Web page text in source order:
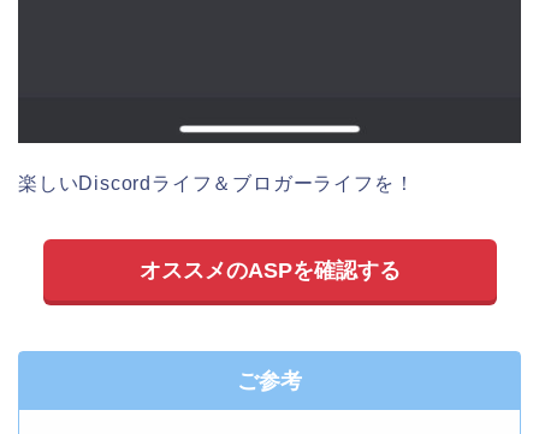
楽しいDiscordライフ＆ブロガーライフを！
オススメのASPを確認する
ご参考